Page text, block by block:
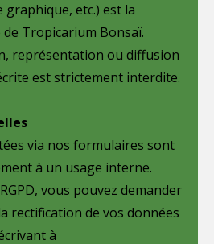
etc.) est la
Tropicarium Bonsaï.
représentation ou diffusion
est strictement interdite.
via nos formulaires sont
à un usage interne.
vous pouvez demander
rectification de vos données
à